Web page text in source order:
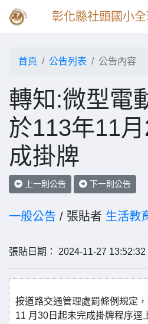
彰化縣社頭國小
首頁 公告列表 公告內容
轉知:微型電
於113年11
成掛牌
上一則公告 下一則公告
一般公告 / 張貼者 生活教
張貼日期： 2024-11-27
按道路交通管理處罰條例規定
11 月30日起未完成掛牌程序逕